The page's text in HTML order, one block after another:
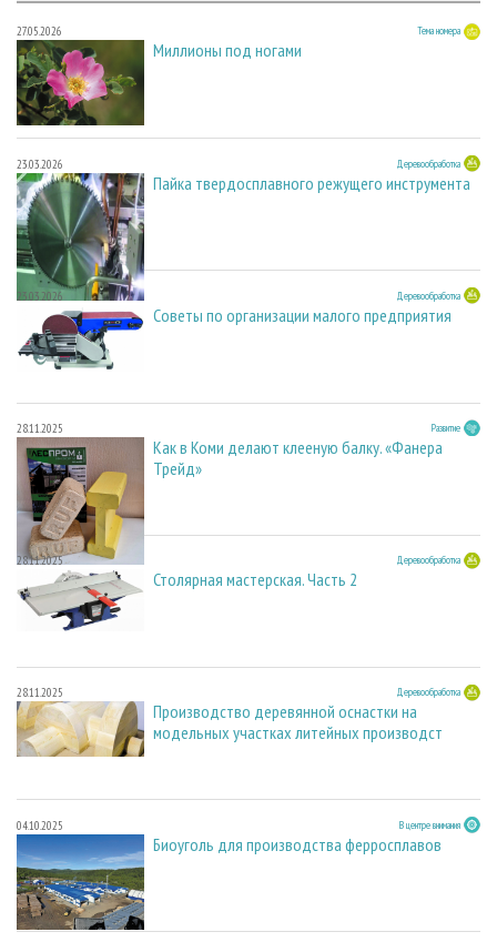
27.05.2026 Тема номера
Миллионы под ногами
23.03.2026 Деревообработка
Пайка твердосплавного режущего инструмента
23.03.2026 Деревообработка
Советы по организации малого предприятия
28.11.2025 Развитие
Как в Коми делают клееную балку. «Фанера
Трейд»
28.11.2025 Деревообработка
Столярная мастерская. Часть 2
28.11.2025 Деревообработка
Производство деревянной оснастки на
модельных участках литейных производст
04.10.2025 В центре внимания
Биоуголь для производства ферросплавов